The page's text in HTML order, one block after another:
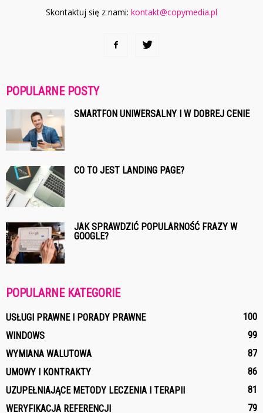
Skontaktuj się z nami: kontakt@copymedia.pl
POPULARNE POSTY
SMARTFON UNIWERSALNY I W DOBREJ CENIE
CO TO JEST LANDING PAGE?
JAK SPRAWDZIĆ POPULARNOŚĆ FRAZY W
GOOGLE?
POPULARNE KATEGORIE
USŁUGI PRAWNE I PORADY PRAWNE
100
WINDOWS
99
WYMIANA WALUTOWA
87
UMOWY I KONTRAKTY
86
UZUPEŁNIAJĄCE METODY LECZENIA I TERAPII
81
WERYFIKACJA REFERENCJI
79